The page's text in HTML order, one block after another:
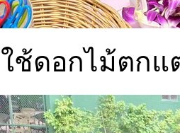
ใช้ดอกไม้ตกแ